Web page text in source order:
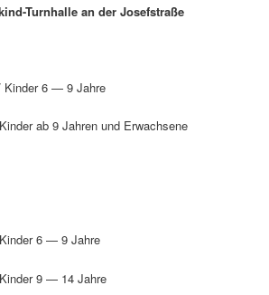
Turnhalle an der Josefstraße
6 — 9 Jahre
ab 9 Jahren und Erwachsene
6 — 9 Jahre
9 — 14 Jahre